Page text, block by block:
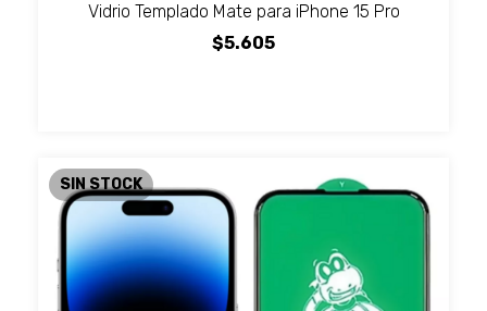
Vidrio Templado Mate para iPhone 15 Pro
$5.605
SIN STOCK